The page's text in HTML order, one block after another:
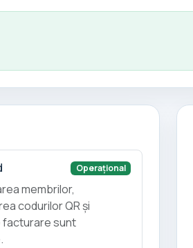
Operațional
membrilor,
codurilor QR și
facturare sunt